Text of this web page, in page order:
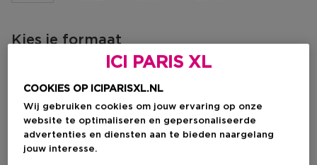
Kies je formaat
Kortingsprijs
€ 68,00
Productprijs
€ 85,00
Kortingsprijs
Productprijs
€ 121,00
Kortingsprijs
€ 128,00
Productprijs
€ 160,00
ICI PARIS XL
COOKIES OP ICIPARISXL.NL
Wij gebruiken cookies om jouw ervaring op onze
website te optimaliseren en gepersonaliseerde
advertenties en diensten aan te bieden naargelang
jouw interesse.